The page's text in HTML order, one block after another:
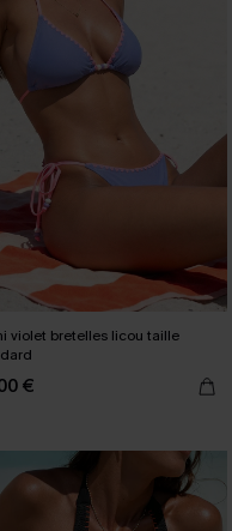
violet bretelles licou taille
€